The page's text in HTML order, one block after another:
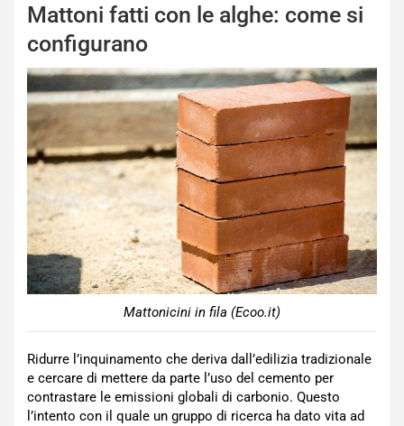
Mattoni fatti con le alghe: come si
configurano
Mattonicini in fila (Ecoo.it)
Ridurre l’inquinamento che deriva dall’edilizia tradizionale
e cercare di mettere da parte l’uso del cemento per
contrastare le emissioni globali di carbonio. Questo
l’intento con il quale un gruppo di ricerca ha dato vita ad